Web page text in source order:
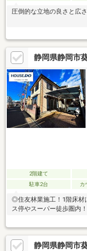
圧倒的な立地の良さと広
静岡県静岡市
2階建て
駐車2台
カ
◎住友林業施工！1階床
ス停やスーパー徒歩圏内！
静岡県静岡市